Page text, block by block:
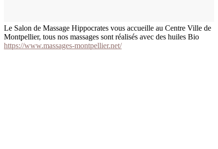
Le Salon de Massage Hippocrates vous accueille au Centre Ville de
Montpellier, tous nos massages sont réalisés avec des huiles Bio
https://www.massages-montpellier.net/